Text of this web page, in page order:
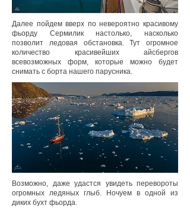
Далее пойдем вверх по невероятно красивому
фьорду Сермилик настолько, насколько
позволит ледовая обстановка. Тут огромное
количество красивейших айсбергов
всевозможных форм, которые можно будет
снимать с борта нашего парусника.
Возможно, даже удастся увидеть перевороты
огромных ледяных глыб. Ночуем в одной из
диких бухт фьорда.